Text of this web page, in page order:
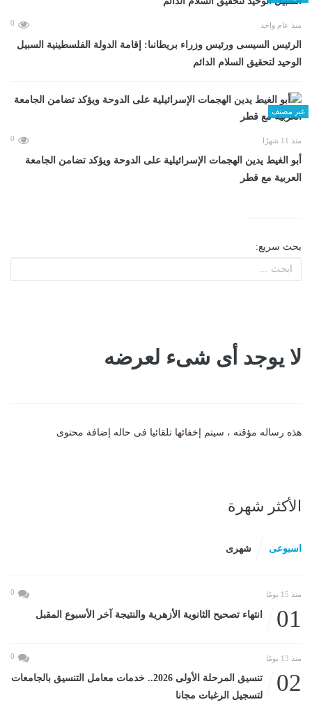
منذ عام واحد 0
الرئيس السيسى ورئيس وزراء بريطانىا: إقامة الدولة الفلسطينية السبيل
الوحيد لتحقيق السلام الدائم
غير مصنف
منذ 11 شهرًا 0
أبو الغيط يدين الهجمات الإسرائيلية على الدوحة ويؤكد تضامن الجامعة
العربية مع قطر
بحث سريع:
لا يوجد أى شىء لعرضه
هذه رساله مؤقته ، سيتم إخفائها تلقائيا فى حاله إضافة محتوى
الأكثر شهرة
اسبوعى شهرى
منذ 15 يومًا 0
01 انتهاء تصحيح الثانوية الأزهرية والنتيجة آخر الأسبوع المقبل
منذ 13 يومًا 0
02
تنسيق المرحلة الأولى 2026.. خدمات معامل التنسيق بالجامعات
لتسجيل الرغبات مجانا